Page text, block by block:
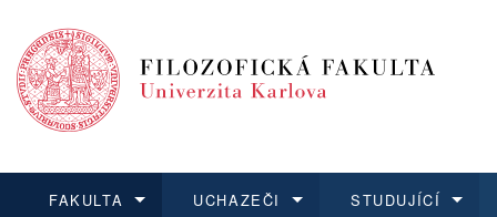
FAKULTA UCHAZEČI STUDUJÍCÍ